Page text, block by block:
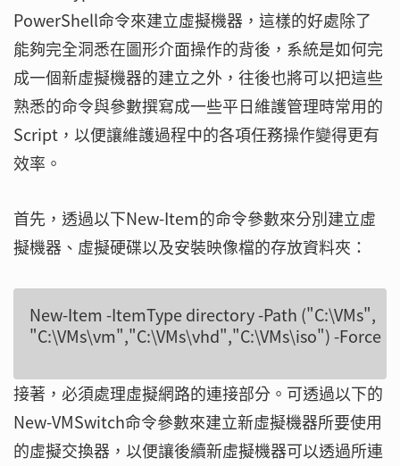
PowerShell命令來建立虛擬機器，這樣的好處除了
能夠完全洞悉在圖形介面操作的背後，系統是如何完
成一個新虛擬機器的建立之外，往後也將可以把這些
熟悉的命令與參數撰寫成一些平日維護管理時常用的
Script，以便讓維護過程中的各項任務操作變得更有
效率。
首先，透過以下New-Item的命令參數來分別建立虛
擬機器、虛擬硬碟以及安裝映像檔的存放資料夾：
New-Item -ItemType directory -Path ("C:\VMs",
接著，必須處理虛擬網路的連接部分。可透過以下的
New-VMSwitch命令參數來建立新虛擬機器所要使用
的虛擬交換器，以便讓後續新虛擬機器可以透過所連